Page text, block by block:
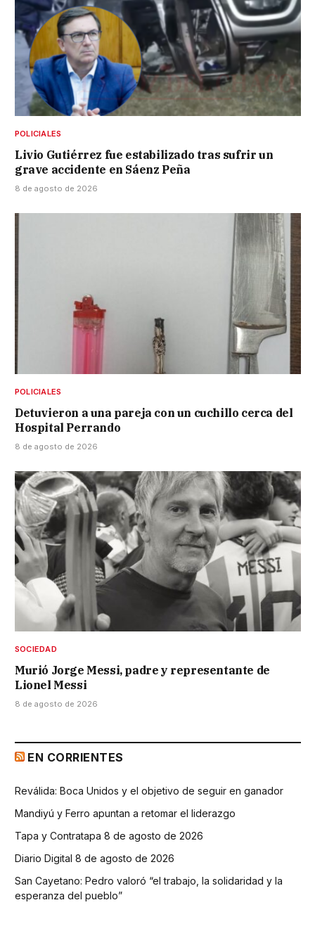
POLICIALES
Livio Gutiérrez fue estabilizado tras sufrir un
grave accidente en Sáenz Peña
8 de agosto de 2026
POLICIALES
Detuvieron a una pareja con un cuchillo cerca del
Hospital Perrando
8 de agosto de 2026
SOCIEDAD
Murió Jorge Messi, padre y representante de
Lionel Messi
8 de agosto de 2026
EN CORRIENTES
Reválida: Boca Unidos y el objetivo de seguir en ganador
Mandiyú y Ferro apuntan a retomar el liderazgo
Tapa y Contratapa 8 de agosto de 2026
Diario Digital 8 de agosto de 2026
San Cayetano: Pedro valoró “el trabajo, la solidaridad y la
esperanza del pueblo”